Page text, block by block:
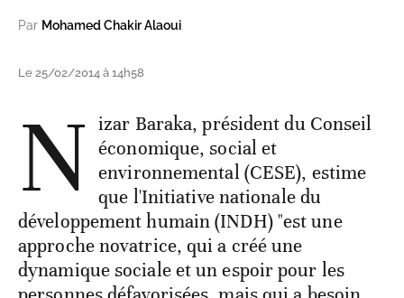
Par Mohamed Chakir Alaoui
Le 25/02/2014 à 14h58
N izar Baraka, président du Conseil
économique, social et
environnemental (CESE), estime
que l'Initiative nationale du
développement humain (INDH) "est une
approche novatrice, qui a créé une
dynamique sociale et un espoir pour les